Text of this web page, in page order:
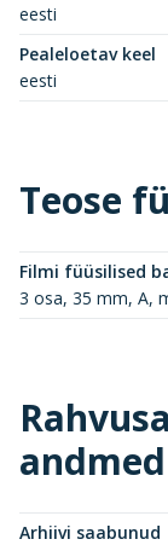
eesti
Pealeloetav keel
eesti
Teose
Filmi füüsilised
3 osa, 35 mm, A,
andmed
Arhiivi saabunud